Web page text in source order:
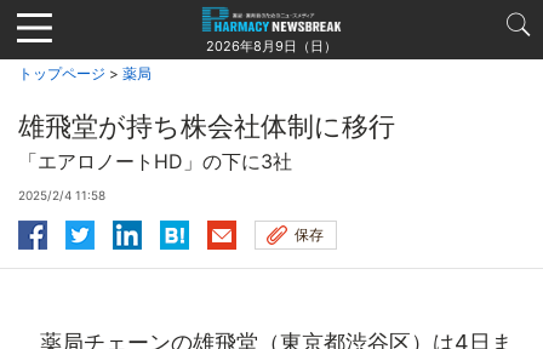
Jump
to
navigation
2026年8月9日（日）
トップページ > 薬局
雄飛堂が持ち株会社体制に移行
「エアロノートHD」の下に3社
2025/2/4 11:58
保存
薬局チェーンの雄飛堂（東京都渋谷区）は4日ま